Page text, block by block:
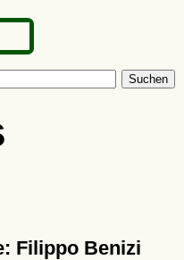
Suchen
Filippo Benizi